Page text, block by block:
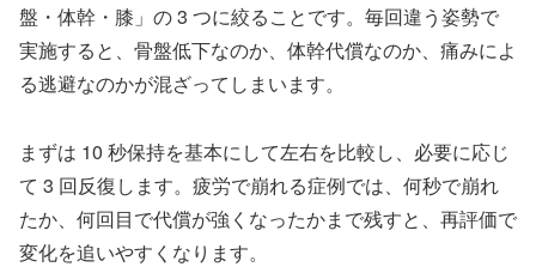
盤・体幹・膝」の 3 つに絞ることです。毎回違う姿勢で
実施すると、骨盤低下なのか、体幹代償なのか、痛みによ
る逃避なのかが混ざってしまいます。
まずは 10 秒保持を基本にして左右を比較し、必要に応じ
て 3 回反復します。疲労で崩れる症例では、何秒で崩れ
たか、何回目で代償が強くなったかまで残すと、再評価で
変化を追いやすくなります。